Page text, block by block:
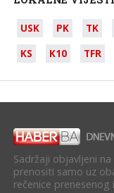
USK PK TK
KS
K10 TFR
Sadržaji objavljeni
prenositi samo uz
rečenice